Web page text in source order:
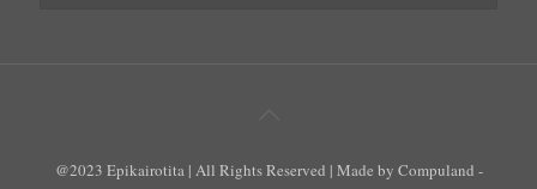
@2023 Epikairotita | All Rights Reserved | Made by Compuland -